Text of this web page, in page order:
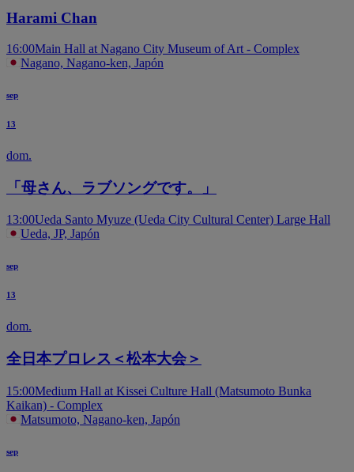
Harami Chan
16:00Main Hall at Nagano City Museum of Art - Complex
Nagano, Nagano-ken, Japón
sep
13
dom.
「母さん、ラブソングです。」
13:00Ueda Santo Myuze (Ueda City Cultural Center) Large Hall
Ueda, JP, Japón
sep
13
dom.
全日本プロレス＜松本大会＞
15:00Medium Hall at Kissei Culture Hall (Matsumoto Bunka
Kaikan) - Complex
Matsumoto, Nagano-ken, Japón
sep